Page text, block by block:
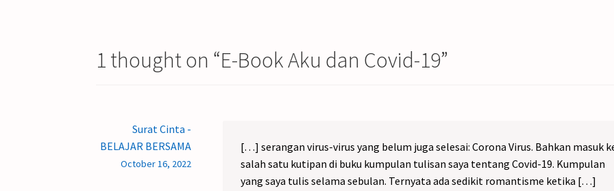
1 thought on “E-Book Aku dan Covid-19”
Surat Cinta -
BELAJAR BERSAMA
October 16, 2022
[…] serangan virus-virus yang belum juga selesai: Corona Virus. Bahkan masuk
salah satu kutipan di buku kumpulan tulisan saya tentang Covid-19. Kumpulan
yang saya tulis selama sebulan. Ternyata ada sedikit romantisme ketika […]